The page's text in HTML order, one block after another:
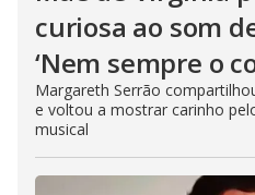
curiosa ao som
‘Nem sempre o
Margareth Serrão
e voltou a mostrar carinho
musical